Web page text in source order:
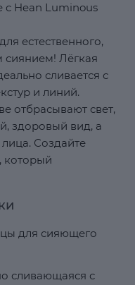
с Hean Luminous
естественного,
сиянием! Лёгкая
сливается с
и линий.
отбрасывают свет,
здоровый вид, а
Создайте
который
для сияющего
сливающаяся с